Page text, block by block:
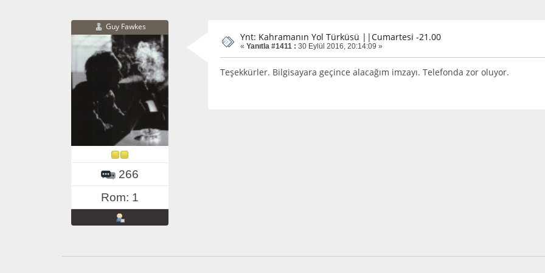
Guy Fawkes
266
Rom: 1
Ynt: Kahramanın Yol Türküsü ||Cumartesi -21.00
« Yanıtla #1411 : 30 Eylül 2016, 20:14:09 »
Teşekkürler. Bilgisayara geçince alacağım imzayı. Telefonda zor oluyor.